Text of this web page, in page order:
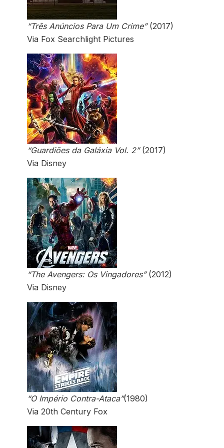
“Três Anúncios Para Um Crime”(2017)
Via Fox Searchlight Pictures
“Guardiões da Galáxia Vol. 2”(2017)
Via Disney
“The Avengers: Os Vingadores”(2012)
Via Disney
“O Império Contra-Ataca”(1980)
Via 20th Century Fox